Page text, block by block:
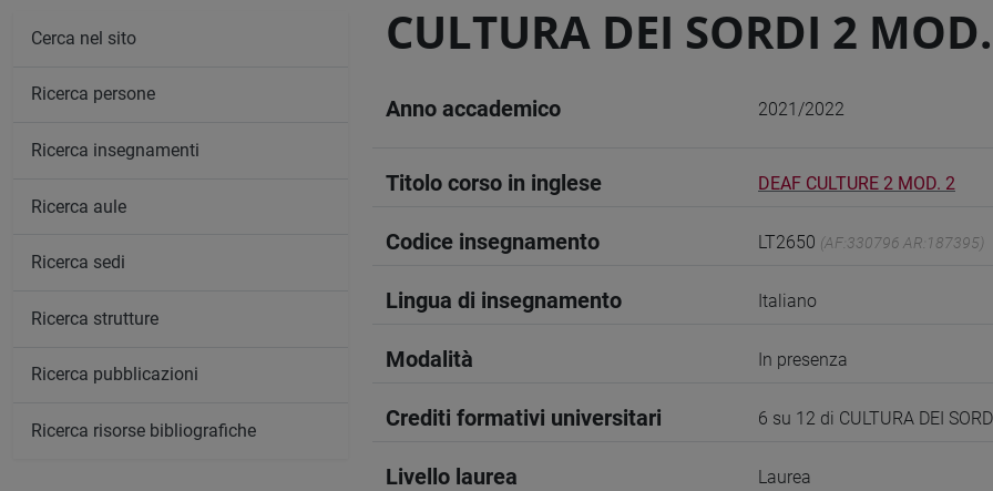
CULTURA DEI SORDI 2
Anno accademico 2021/2022
Titolo corso in inglese DEAF CULTURE 2 MOD. 2
Codice insegnamento LT2650 (AF:330796 AR:187395)
Lingua di insegnamento Italiano
Modalità In presenza
Crediti formativi universitari 6 su 12 di CULTURA DEI
Livello laurea Laurea
Cerca nel sito
Ricerca persone
Ricerca insegnamenti
Ricerca aule
Ricerca sedi
Ricerca strutture
Ricerca pubblicazioni
Ricerca risorse bibliografiche